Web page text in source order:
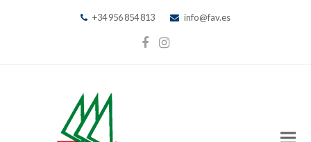
+34 956 854 813 info@fav.es
Facebook
Instagram